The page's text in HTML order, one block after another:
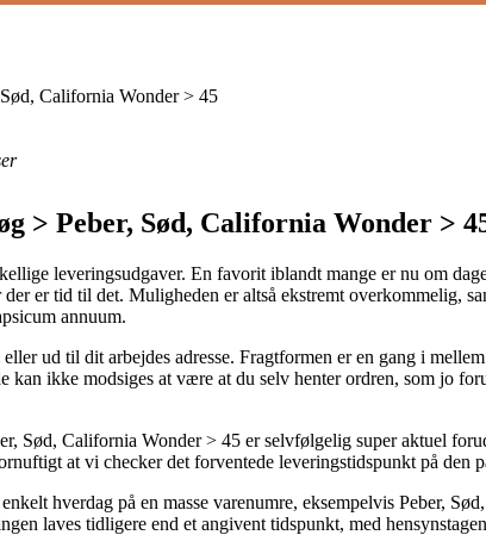
California Wonder > 45
> Peber, Sød, California Wonder >
leveringsudgaver. En favorit iblandt mange er nu om
er tid til det. Muligheden er altså ekstremt overkommelig,
annuum.
ud til dit arbejdes adresse. Fragtformen er en gang i
kan ikke modsiges at være at du selv henter ordren, som jo
Sød, California Wonder > 45 er selvfølgelig super aktuel
at vi checker det forventede leveringstidspunkt på den
hverdag på en masse varenumre, eksempelvis Peber,
laves tidligere end et angivent tidspunkt, med